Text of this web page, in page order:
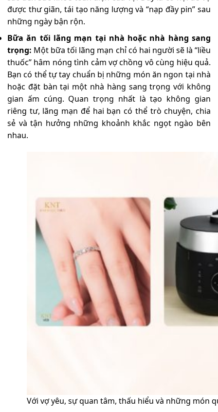
được thư giãn, tái tạo năng lượng và “nạp đầy pin” sau
những ngày bận rộn.
Bữa ăn tối lãng mạn tại nhà hoặc nhà hàng sang
trọng: Một bữa tối lãng mạn chỉ có hai người sẽ là “liều
thuốc” hâm nóng tình cảm vợ chồng vô cùng hiệu quả.
Bạn có thể tự tay chuẩn bị những món ăn ngon tại nhà
hoặc đặt bàn tại một nhà hàng sang trọng với không
gian ấm cúng. Quan trọng nhất là tạo không gian
riêng tư, lãng mạn để hai bạn có thể trò chuyện, chia
sẻ và tận hưởng những khoảnh khắc ngọt ngào bên
nhau.
Với vợ yêu, sự quan tâm, thấu hiểu và những món